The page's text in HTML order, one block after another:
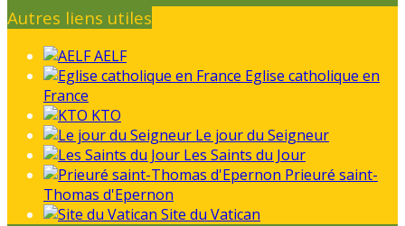
Autres liens utiles
AELF
Eglise catholique en
France
KTO
Le jour du Seigneur
Les Saints du Jour
Prieuré saint-
Thomas d'Epernon
Site du Vatican